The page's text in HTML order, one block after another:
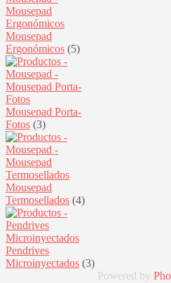
Mousepad
Ergonómicos (5)
Mousepad Porta-
Fotos (3)
Mousepad
Termosellados (4)
Pendrives
Microinyectados (3)
Powered by